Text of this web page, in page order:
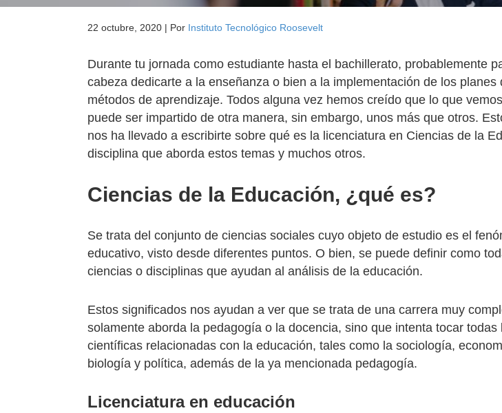
22 octubre, 2020 | Por Instituto Tecnológico Roosevelt
Durante tu jornada como estudiante hasta el bachillerato, probablemente
cabeza dedicarte a la enseñanza o bien a la implementación de los planes
métodos de aprendizaje. Todos alguna vez hemos creído que lo que
puede ser impartido de otra manera, sin embargo, unos más que otros.
nos ha llevado a escribirte sobre qué es la licenciatura en Ciencias de la
disciplina que aborda estos temas y muchos otros.
Ciencias de la Educación, ¿qué es?
Se trata del conjunto de ciencias sociales cuyo objeto de estudio es el
educativo, visto desde diferentes puntos. O bien, se puede definir como
ciencias o disciplinas que ayudan al análisis de la educación.
Estos significados nos ayudan a ver que se trata de una carrera muy
solamente aborda la pedagogía o la docencia, sino que intenta tocar todas
científicas relacionadas con la educación, tales como la sociología,
biología y política, además de la ya mencionada pedagogía.
Licenciatura en educación